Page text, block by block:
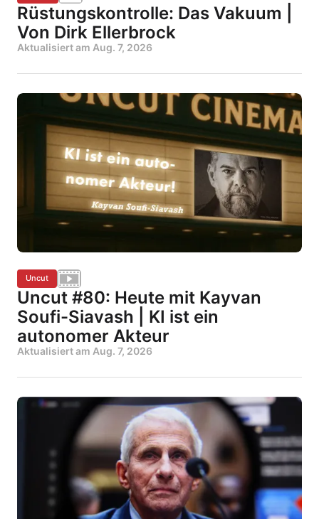
Rüstungskontrolle: Das Vakuum |
Von Dirk Ellerbrock
Aktualisiert am Aug. 7, 2026
Uncut
Uncut #80: Heute mit Kayvan
Soufi-Siavash | KI ist ein
autonomer Akteur
Aktualisiert am Aug. 7, 2026